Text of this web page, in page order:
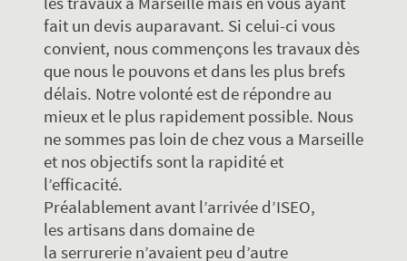
fait un devis auparavant. Si celui-ci vous
convient, nous commençons les travaux dès
que nous le pouvons et dans les plus brefs
délais. Notre volonté est de répondre au
mieux et le plus rapidement possible. Nous
ne sommes pas loin de chez vous a Marseille
et nos objectifs sont la rapidité et
l’efficacité.
Préalablement avant l’arrivée d’ISEO,
les artisans dans domaine de
la serrurerie n’avaient peu d’autre